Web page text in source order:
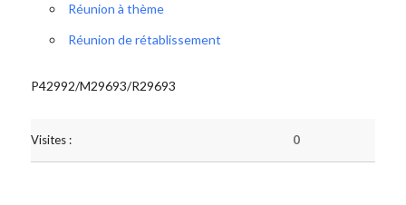
Réunion à thème
Réunion de rétablissement
P42992/M29693/R29693
Visites : 0